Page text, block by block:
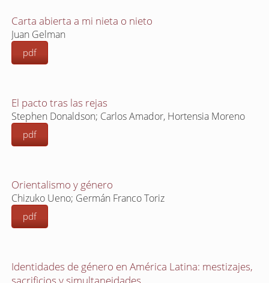
Carta abierta a mi nieta o nieto
Juan Gelman
pdf
El pacto tras las rejas
Stephen Donaldson; Carlos Amador, Hortensia Moreno
pdf
Orientalismo y género
Chizuko Ueno; Germán Franco Toriz
pdf
Identidades de género en América Latina: mestizajes,